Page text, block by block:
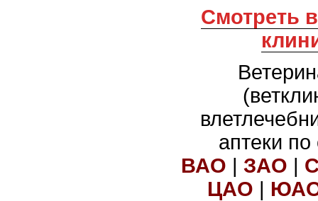
Смотреть все ветеринарные
аптеки
ВАО | ЗАО |
ЦАО |